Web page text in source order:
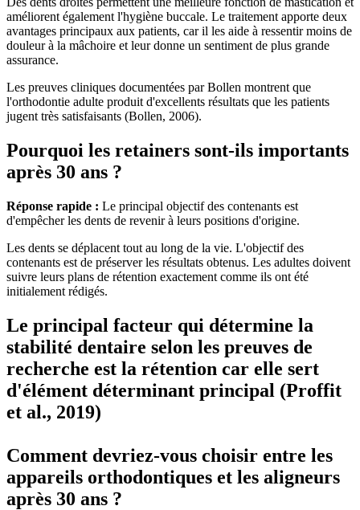
améliorent également l'hygiène buccale. Le traitement apporte deux
avantages principaux aux patients, car il les aide à ressentir moins de
douleur à la mâchoire et leur donne un sentiment de plus grande
assurance.
Les preuves cliniques documentées par Bollen montrent que
l'orthodontie adulte produit d'excellents résultats que les patients
jugent très satisfaisants (Bollen, 2006).
Pourquoi les retainers sont-ils importants
après 30 ans ?
Réponse rapide : Le principal objectif des contenants est
d'empêcher les dents de revenir à leurs positions d'origine.
Les dents se déplacent tout au long de la vie. L'objectif des
contenants est de préserver les résultats obtenus. Les adultes doivent
suivre leurs plans de rétention exactement comme ils ont été
initialement rédigés.
Le principal facteur qui détermine la
stabilité dentaire selon les preuves de
recherche est la rétention car elle sert
d'élément déterminant principal (Proffit
et al., 2019)
Comment devriez-vous choisir entre les
appareils orthodontiques et les aligneurs
après 30 ans ?